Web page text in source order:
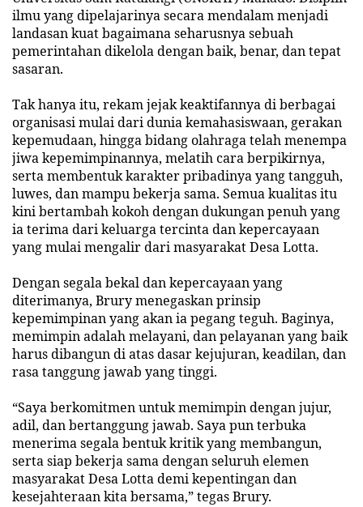
ilmu yang dipelajarinya secara mendalam menjadi
landasan kuat bagaimana seharusnya sebuah
pemerintahan dikelola dengan baik, benar, dan tepat
sasaran.
Tak hanya itu, rekam jejak keaktifannya di berbagai
organisasi mulai dari dunia kemahasiswaan, gerakan
kepemudaan, hingga bidang olahraga telah menempa
jiwa kepemimpinannya, melatih cara berpikirnya,
serta membentuk karakter pribadinya yang tangguh,
luwes, dan mampu bekerja sama. Semua kualitas itu
kini bertambah kokoh dengan dukungan penuh yang
ia terima dari keluarga tercinta dan kepercayaan
yang mulai mengalir dari masyarakat Desa Lotta.
Dengan segala bekal dan kepercayaan yang
diterimanya, Brury menegaskan prinsip
kepemimpinan yang akan ia pegang teguh. Baginya,
memimpin adalah melayani, dan pelayanan yang baik
harus dibangun di atas dasar kejujuran, keadilan, dan
rasa tanggung jawab yang tinggi.
“Saya berkomitmen untuk memimpin dengan jujur,
adil, dan bertanggung jawab. Saya pun terbuka
menerima segala bentuk kritik yang membangun,
serta siap bekerja sama dengan seluruh elemen
masyarakat Desa Lotta demi kepentingan dan
kesejahteraan kita bersama,” tegas Brury.